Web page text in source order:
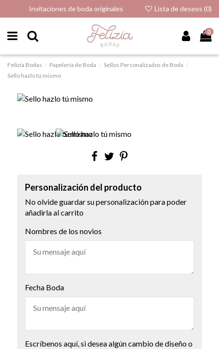
Invitaciones de boda originales Lista de deseos (0)
0
Felizia Bodas Papelería de Boda
Sellos Personalizados de Boda
Sello hazlo tú mismo
Personalización del producto
No olvide guardar su personalización para poder
añadirla al carrito
Nombres de los novios
Fecha Boda
Escríbenos aquí, si desea algún cambio de diseño o